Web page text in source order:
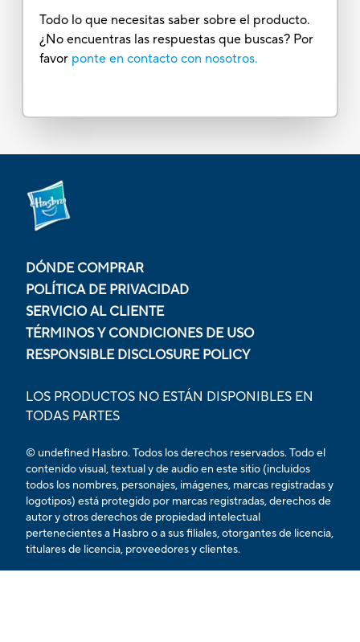
Todo lo que necesitas saber sobre el producto.
¿No encuentras las respuestas que buscas? Por
favor ponte en contacto con nosotros.
DÓNDE COMPRAR
POLÍTICA DE PRIVACIDAD
SERVICIO AL CLIENTE
TÉRMINOS Y CONDICIONES DE USO
RESPONSIBLE DISCLOSURE POLICY
LOS PRODUCTOS NO ESTÁN DISPONIBLES EN
TODAS PARTES
© undefined Hasbro. Todos los derechos reservados. Todo el
contenido visual, textual y de audio en este sitio (incluidos
todos los nombres, personajes, imágenes, marcas registradas y
logotipos) está protegido por marcas registradas, derechos de
autor y otros derechos de propiedad intelectual
pertenecientes a Hasbro o a sus filiales, otorgantes de licencia,
titulares de licencia, proveedores y clientes.